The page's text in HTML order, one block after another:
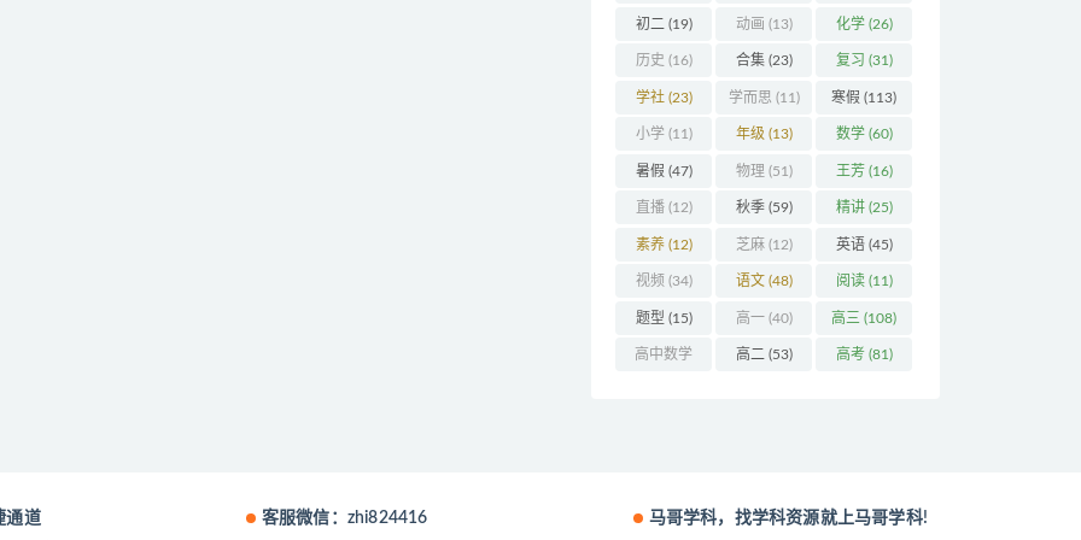
(32)
初二 (19) 动画 (13) 化学(26)
历史 (16) 合集(23) 复习 (31)
学社(23) 学而思 (11) 寒假 (113)
小学(11) 年级 (13) 数学(60)
暑假 (47) 物理 (51) 王芳(16)
直播(12) 秋季(59) 精讲(25)
素养(12) 芝麻(12) 英语(45)
视频 (34) 语文(48) 阅读(11)
题型 (15) 高一(40) 高三 (108)
高中数学 高二 (53) 高考(81)
通道 客服微信：zhi824416 马哥学科，找学科资源就上马哥学科!